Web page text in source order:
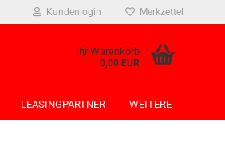
Kundenlogin Merkzettel
Ihr Warenkorb
0,00 EUR
LEASINGPARTNER WEITERE